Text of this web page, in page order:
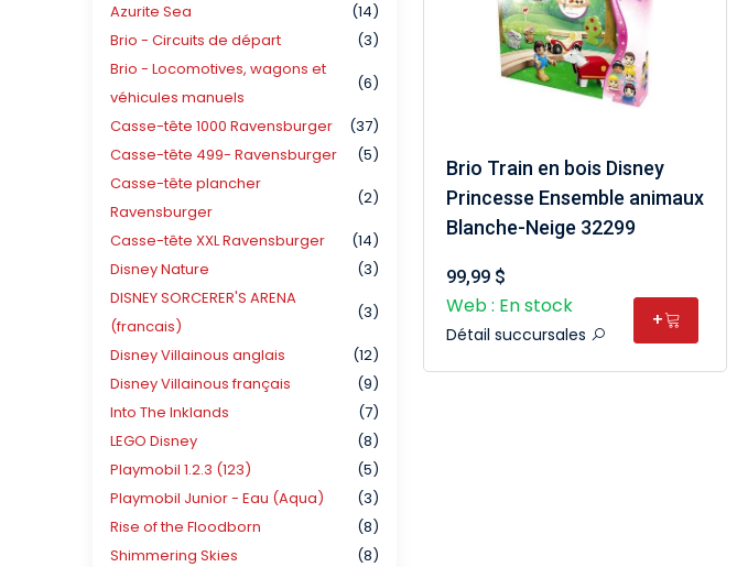
Azurite Sea
(14)
Brio - Circuits de départ
(3)
Brio - Locomotives, wagons et
véhicules manuels
(6)
Casse-tête 1000 Ravensburger
(37)
Casse-tête 499- Ravensburger
(5)
Casse-tête plancher
Ravensburger
(2)
Casse-tête XXL Ravensburger
(14)
Disney Nature
(3)
DISNEY SORCERER'S ARENA
(francais)
(3)
Disney Villainous anglais
(12)
Disney Villainous français
(9)
Into The Inklands
(7)
LEGO Disney
(8)
Playmobil 1.2.3 (123)
(5)
Playmobil Junior - Eau (Aqua)
(3)
Rise of the Floodborn
(8)
Shimmering Skies
(8)
Brio Train en bois Disney
Princesse Ensemble animaux
Blanche-Neige 32299
99,99 $
Web : En stock
Détail succursales
+